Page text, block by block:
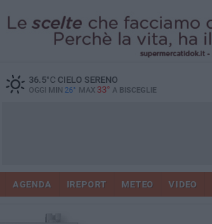
36.5°CCIELO SERENO
OGGI MIN 26° MAX 33° A BISCEGLIE
AGENDA IREPORT METEO VIDEO